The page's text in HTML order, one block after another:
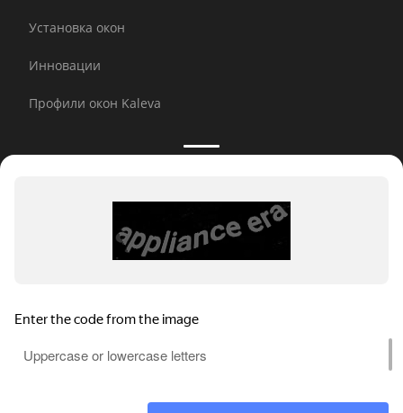
Установка окон
Инновации
Профили окон Kaleva
Принимаем к оплате:
E-mail рассылка
любой информации запрещено.